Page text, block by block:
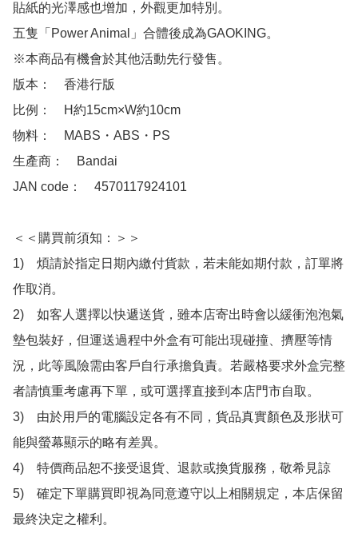
貼紙的光澤感也增加，外觀更加特別。
五隻「Power Animal」合體後成為GAOKING。
※本商品有機會於其他活動先行發售。
版本：　香港行版
比例：　H約15cm×W約10cm
物料：　MABS・ABS・PS
生產商：　Bandai
JAN code：　4570117924101
＜＜購買前須知：＞＞
1)　煩請於指定日期內繳付貨款，若未能如期付款，訂單將
作取消。
2)　如客人選擇以快遞送貨，雖本店寄出時會以緩衝泡泡氣
墊包裝好，但運送過程中外盒有可能出現碰撞、擠壓等情
況，此等風險需由客戶自行承擔負責。若嚴格要求外盒完整
者請慎重考慮再下單，或可選擇直接到本店門市自取。
3)　由於用戶的電腦設定各有不同，貨品真實顏色及形狀可
能與螢幕顯示的略有差異。
4)　特價商品恕不接受退貨、退款或換貨服務，敬希見諒
5)　確定下單購買即視為同意遵守以上相關規定，本店保留
最終決定之權利。